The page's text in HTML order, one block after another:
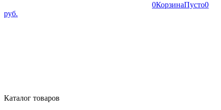
0КорзинаПусто0
руб.
Каталог товаров